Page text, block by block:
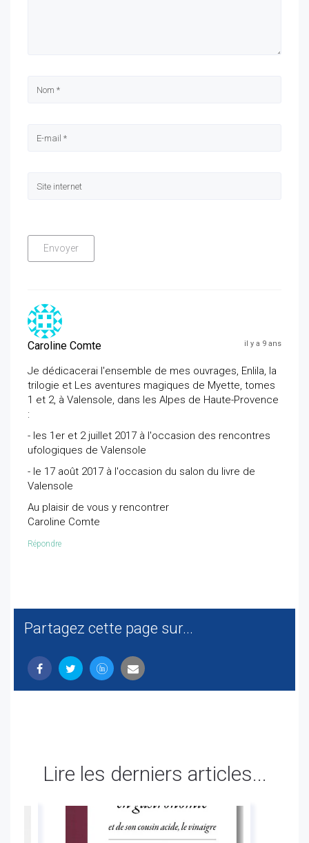
Caroline Comte il y a 9 ans
Je dédicacerai l'ensemble de mes ouvrages, Enlila, la
trilogie et Les aventures magiques de Myette, tomes
1 et 2, à Valensole, dans les Alpes de Haute-Provence
:
​- les 1er et 2 juillet 2017 à l'occasion des rencontres
ufologiques de Valensole
​- le 17 août 2017 à l'occasion du salon du livre de
Valensole
Au plaisir de vous y rencontrer
Caroline Comte
Répondre
Partagez cette page sur...
Lire les derniers articles...